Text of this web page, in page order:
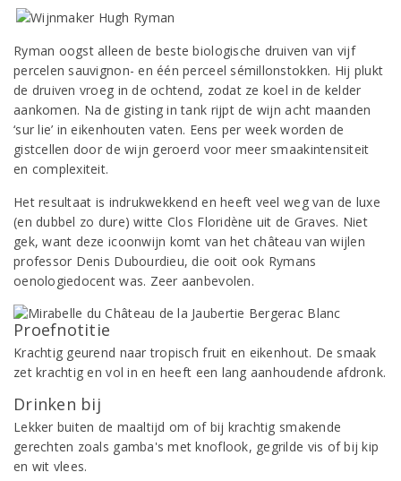
Ryman oogst alleen de beste biologische druiven van vijf
percelen sauvignon- en één perceel sémillonstokken. Hij plukt
de druiven vroeg in de ochtend, zodat ze koel in de kelder
aankomen. Na de gisting in tank rijpt de wijn acht maanden
‘sur lie’ in eikenhouten vaten. Eens per week worden de
gistcellen door de wijn geroerd voor meer smaakintensiteit
en complexiteit.
Het resultaat is indrukwekkend en heeft veel weg van de luxe
(en dubbel zo dure) witte Clos Floridène uit de Graves. Niet
gek, want deze icoonwijn komt van het château van wijlen
professor Denis Dubourdieu, die ooit ook Rymans
oenologiedocent was. Zeer aanbevolen.
Proefnotitie
Krachtig geurend naar tropisch fruit en eikenhout. De smaak
zet krachtig en vol in en heeft een lang aanhoudende afdronk.
Drinken bij
Lekker buiten de maaltijd om of bij krachtig smakende
gerechten zoals gamba's met knoflook, gegrilde vis of bij kip
en wit vlees.